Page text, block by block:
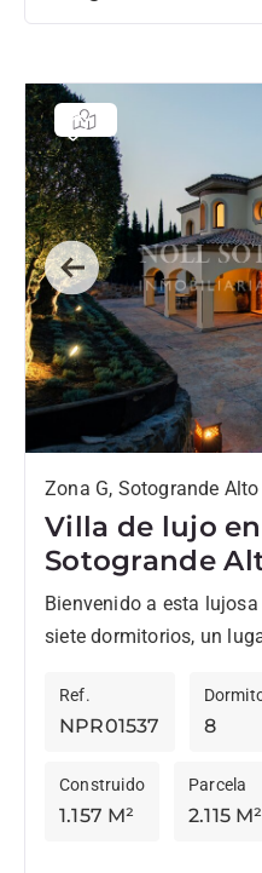
Previous
Zona G, Sotogrande Alto
Villa de lujo
Sotogrande
Bienvenido a esta
siete dormitorios, un
impresionantes...
NPR01537
Ref.
8
1.157 M²
Construido
2.115 M²
Parcela